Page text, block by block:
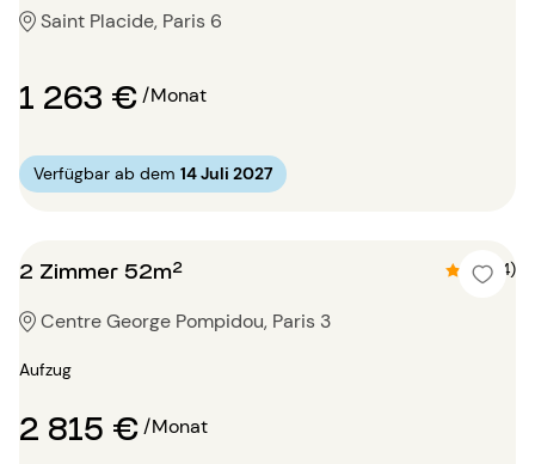
Saint Placide, Paris 6
1 263 €/Monat
Verfügbar ab dem 14 Juli 2027
2 Zimmer 52m² 4.8 (4)
Centre George Pompidou, Paris 3
Aufzug
2 815 €/Monat